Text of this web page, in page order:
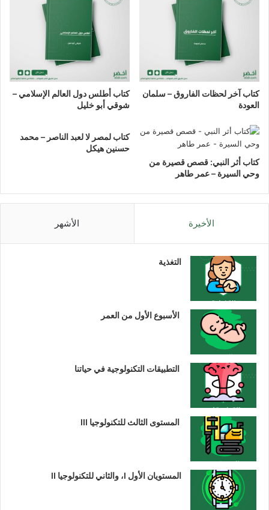
كتاب آخر لحظات الفاروق – سلمان
العودة
كتاب أطلس دول العالم الإسلامي –
شوقي أبو خليل
كتاب أثر النبي: قصص قصيرة من
وحي السيرة – عمر طاهر
كتاب لمصر لا لعبد الناصر – محمد
حسنين هيكل
الأخيرة الأشهر
التغذية
الأسبوع الأول من العمر
التطبيقات التكنولوجية في حياتنا
المستوى الثالث للتكنولوجيا III
المستويان الأول I، والثاني للتكنولوجيا II